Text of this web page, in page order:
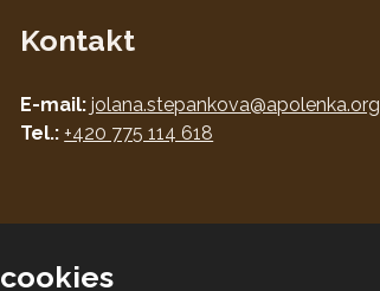
Kontakt
E-mail: jolana.stepankova@apolenka.org
Tel.: +420 775 114 618